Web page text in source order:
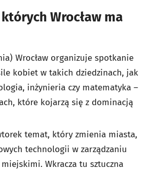
Wrocław ma
Wrocław organizuje spotkanie
kobiet w takich dziedzinach, jak
inżynieria czy matematyka –
które kojarzą się z dominacją
temat, który zmienia miasta,
technologii w zarządzaniu
Wkracza tu sztuczna